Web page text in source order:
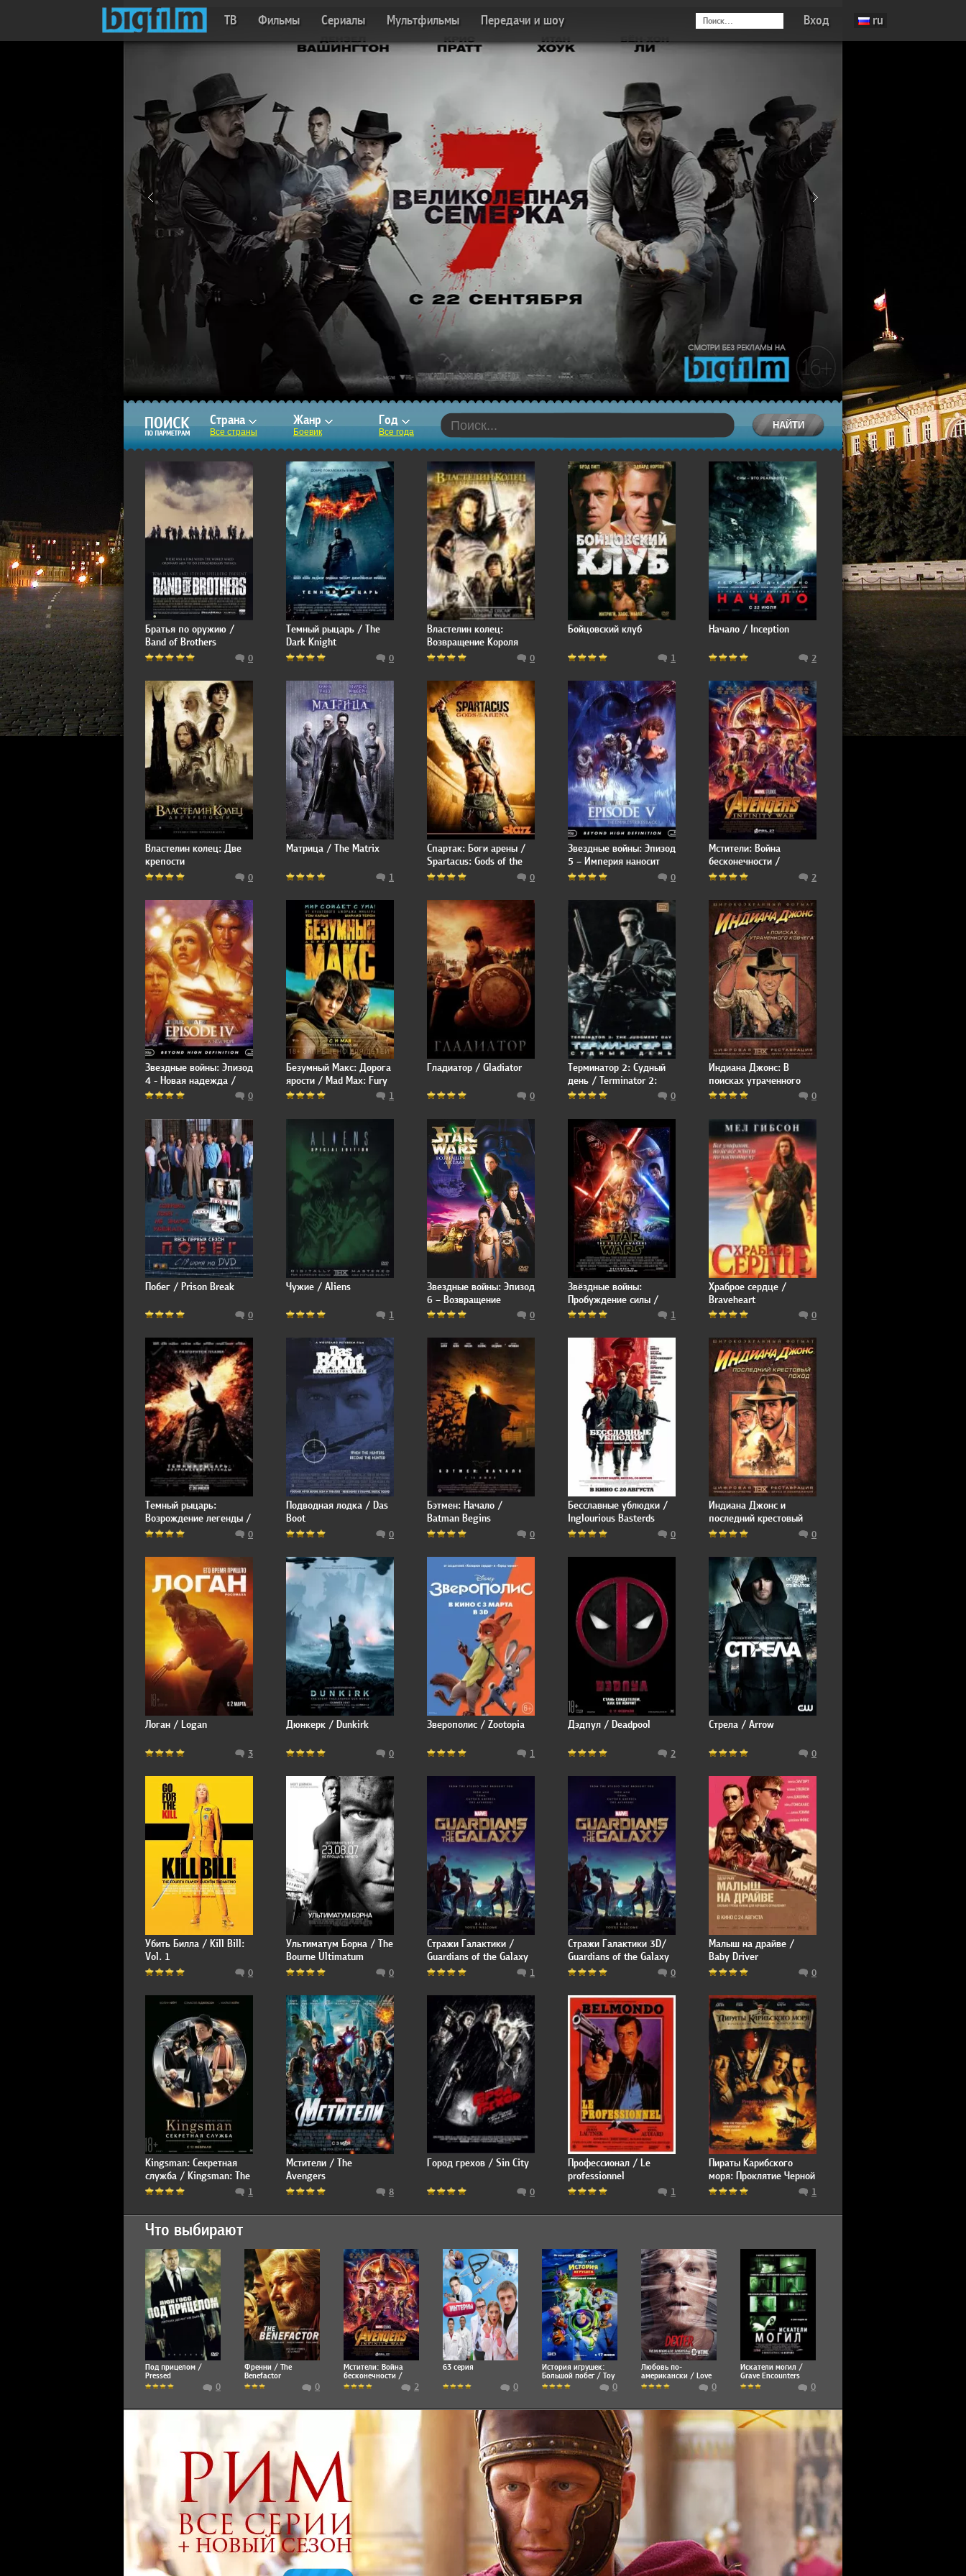
Вход ru
ТВ Фильмы Сериалы Мультфильмы Передачи и шоу
Страна
Все страны
Жанр
Боевик
Год
Все года
Братья по оружию /
Band of Brothers
0
Темный рыцарь / The
Dark Knight
0
Властелин колец:
Возвращение Короля
0
Бойцовский клуб
1
Начало / Inception
2
Властелин колец: Две
крепости
0
Матрица / The Matrix
1
Спартак: Боги арены /
Spartacus: Gods of the
Arena
0
Звездные войны: Эпизод
5 – Империя наносит
ответный удар / Star
Empire Strikes Back
0
Мстители: Война
бесконечности /
Avengers: Infinity War
2
Звездные войны: Эпизод
4 - Новая надежда /
Star Wars: Episode IV - A0
Безумный Макс: Дорога
ярости / Mad Max: Fury
Road
1
Гладиатор / Gladiator
0
Терминатор 2: Судный
день / Terminator 2:
Judgment Day
0
Индиана Джонс: В
поисках утраченного
ковчега
0
Побег / Prison Break
0
Чужие / Aliens
1
Звездные войны: Эпизод
6 – Возвращение
Джедая / Star Wars:
the Jedi
0
Звёздные войны:
Пробуждение силы /
Star Wars: Episode VII - 1
Храброе сердце /
Braveheart
0
Темный рыцарь:
Возрождение легенды /
The Dark Knight Rises
0
Подводная лодка / Das
Boot
0
Бэтмен: Начало /
Batman Begins
0
Бесславные ублюдки /
Inglourious Basterds
0
Индиана Джонс и
последний крестовый
поход
0
Логан / Logan
3
Дюнкерк / Dunkirk
0
Зверополис / Zootopia
1
Дэдпул / Deadpool
2
Стрела / Arrow
0
Убить Билла / Kill Bill:
Vol. 1
0
Ультиматум Борна / The
Bourne Ultimatum
0
Стражи Галактики /
Guardians of the Galaxy
1
Стражи Галактики 3D/
Guardians of the Galaxy
0
Малыш на драйве /
Baby Driver
0
Kingsman: Секретная
служба / Kingsman: The
Secret Service
1
Мстители / The
Avengers
8
Город грехов / Sin City
0
Профессионал / Le
professionnel
1
Пираты Карибского
моря: Проклятие Черной
жемчужины / Pirates of
of the Black Pearl
1
Что выбирают
Под прицелом /
Pressed
0
Френни / The
Benefactor
0
Мстители: Война
бесконечности /
Avengers: Infinity War
2
63 серия
0
История игрушек:
Большой побег / Toy
Story 3
0
Любовь по-
американски / Love
American Style
0
Искатели могил /
Grave Encounters
0